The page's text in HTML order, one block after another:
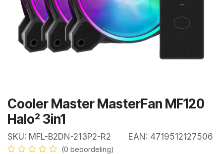
Cooler Master MasterFan MF120
Halo² 3in1
SKU: MFL-B2DN-213P2-R2 EAN: 4719512127506
(0 beoordeling)